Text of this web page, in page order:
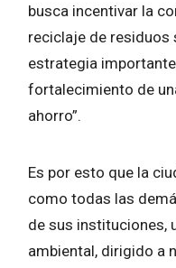
busca incentivar la
reciclaje de residuos
estrategia
fortalecimiento de
ahorro”.
Es por esto que la
como todas las
de sus instituciones,
ambiental, dirigido a